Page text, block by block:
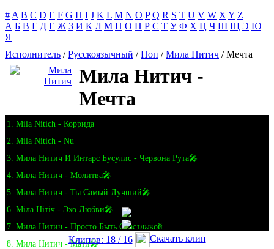
# A B C D E F G H I J K L M N O P Q R S T U V W X Y Z
А Б В Г Д Е Ж З И К Л М Н О П Р С Т У Ф Х Ц Ч Ш Щ Э Ю
Я
Исполнитель /Русскоязычный /Поп /Мила Нитич / Мечта
Мила Нитич -
Мечта
1. Mila Nitich - Коррида
2. Mila Nitich - Nu
3. Мила Нитич И Интарс Бусулис - Червона Рута🎤
4. Мила Нитич - Молитва🎤
5. Мила Нитич - Ты Самый Лучший🎤
6. Міла Нітіч - Эхо Любви🎤
7. Мила Нитич - Просто Быть Счастливой
8. Мила Нитич - Мати🎤Клипов: 18 / 16 Скачать клип